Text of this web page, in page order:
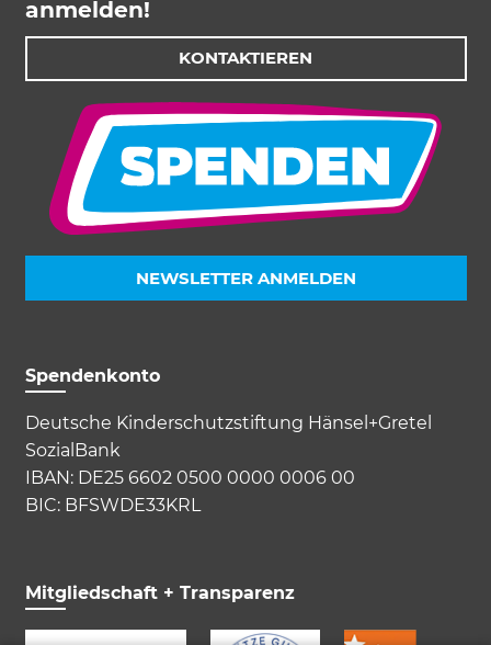
anmelden!
KONTAKTIEREN
NEWSLETTER ANMELDEN
Spendenkonto
Deutsche Kinderschutzstiftung Hänsel+Gretel
SozialBank
IBAN: DE25 6602 0500 0000 0006 00
BIC: BFSWDE33KRL
Mitgliedschaft + Transparenz
content available on the website. Such as
YouTube, Instagram or similar providers.
Cookie Informationen anzeigen
Marketing und Statistik
Marketing und Statistik Cookies werden
verwendet, um anonymes Tracking zu
aktivieren. Hierbei werden können
anonymisierte Daten an eventuelle
Drittanbieter weitergeleitet.
Akzeptieren
Impressum Datenschutz